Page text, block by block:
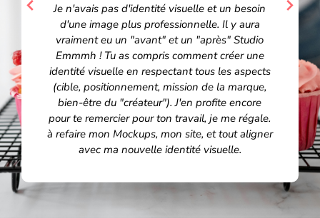
Je n'avais pas d'identité visuelle et un besoin
d'une image plus professionnelle. Il y aura
vraiment eu un "avant" et un "après" Studio
Emmmh ! Tu as compris comment créer une
identité visuelle en respectant tous les aspects
(cible, positionnement, mission de la marque,
bien-être du "créateur"). J'en profite encore
pour te remercier pour ton travail, je me régale.
à refaire mon Mockups, mon site, et tout aligner
avec ma nouvelle identité visuelle.